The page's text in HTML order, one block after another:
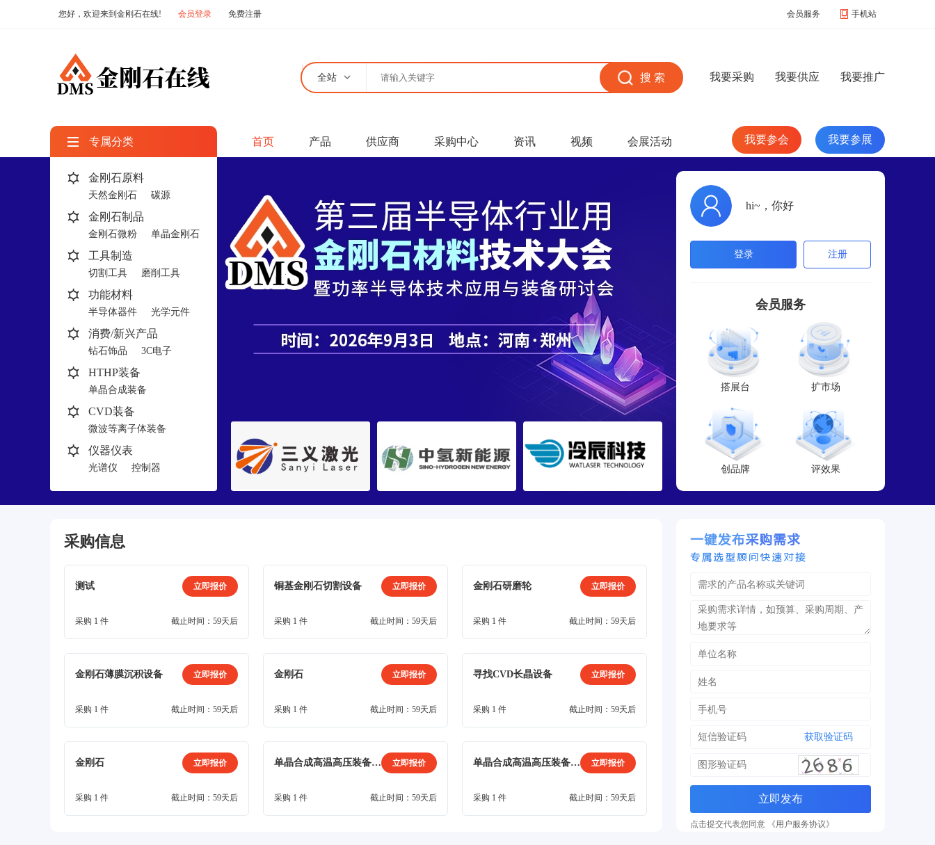
您好，欢迎来到金刚石在线! 会员登录 免费注册 会员服务 手机站
全站 我要采购 我要供应 我要推广
专属分类
金刚石原料
天然金刚石 碳源
金刚石制品
金刚石微粉 单晶金刚石
工具制造
切割工具 磨削工具
功能材料
半导体器件 光学元件
消费/新兴产品
钻石饰品 3C电子
HTHP装备
单晶合成装备
多晶合成装备
CVD装备
微波等离子体装备
热丝装备
仪器仪表
光谱仪 控制器
首页 产品 供应商 采购中心 资讯 视频 会展活动 我要参会 我要参展
hi~，你好
登录 注册
会员服务
搭展台 扩市场
创品牌 评效果
采购信息
测试 立即报价
采购 1 件 截止时间：59天后
铜基金刚石切割设备 立即报价
采购 1 件 截止时间：59天后
金刚石研磨轮 立即报价
采购 1 件 截止时间：59天后
金刚石薄膜沉积设备 立即报价
采购 1 件 截止时间：59天后
金刚石 立即报价
采购 1 件 截止时间：59天后
寻找CVD长晶设备 立即报价
采购 1 件 截止时间：59天后
金刚石 立即报价
采购 1 件 截止时间：59天后
单晶合成高温高压装备报价吧2 立即报价
采购 1 件 截止时间：59天后
单晶合成高温高压装备报价吧1 立即报价
采购 1 件 截止时间：59天后
获取验证码
立即发布
点击提交代表您同意 《用户服务协议》